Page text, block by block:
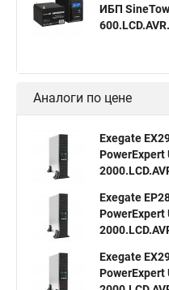
ИБП
Аналоги по цене
Exegate
PowerExpert
Exegate
PowerExpert
Exegate
PowerExpert